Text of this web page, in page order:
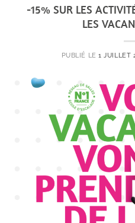
-15% SUR LES
LES
PUBLIÉ LE1 JUILLET